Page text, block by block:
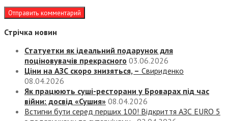
Стрічка новин
Статуетки як ідеальний подарунок для
поціновувачів прекрасного 03.06.2026
Ціни на АЗС скоро знизяться, – Свириденко
08.04.2026
Як працюють суші-ресторани у Броварах під час
війни: досвід «Сушия» 08.04.2026
Встигни бути серед перших 100! Відкриття АЗС EURO 5